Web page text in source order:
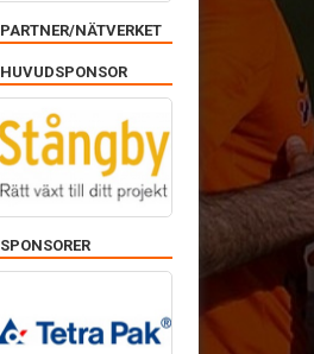
PARTNER/NÄTVERKET
HUVUDSPONSOR
SPONSORER